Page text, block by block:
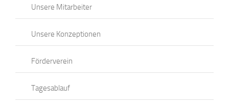
Unsere Mitarbeiter
Unsere Konzeptionen
Förderverein
Tagesablauf